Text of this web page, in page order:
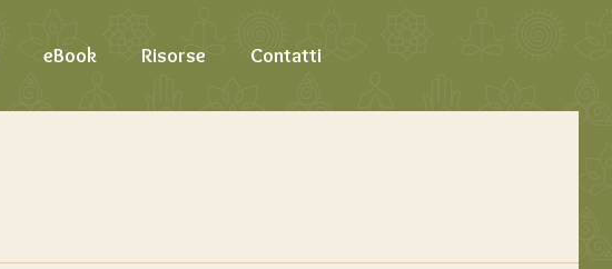
eBook Risorse Contatti